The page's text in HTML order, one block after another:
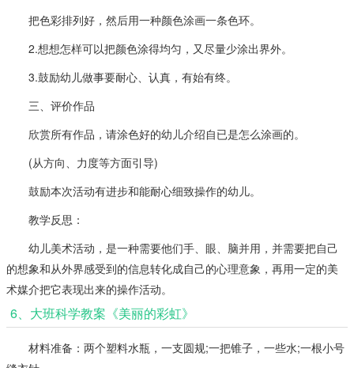
把色彩排列好，然后用一种颜色涂画一条色环。
2.想想怎样可以把颜色涂得均匀，又尽量少涂出界外。
3.鼓励幼儿做事要耐心、认真，有始有终。
三、评价作品
欣赏所有作品，请涂色好的幼儿介绍自已是怎么涂画的。
(从方向、力度等方面引导)
鼓励本次活动有进步和能耐心细致操作的幼儿。
教学反思：
幼儿美术活动，是一种需要他们手、眼、脑并用，并需要把自己
的想象和从外界感受到的信息转化成自己的心理意象，再用一定的美
术媒介把它表现出来的操作活动。
6、大班科学教案《美丽的彩虹》
材料准备：两个塑料水瓶，一支圆规;一把锥子，一些水;一根小号